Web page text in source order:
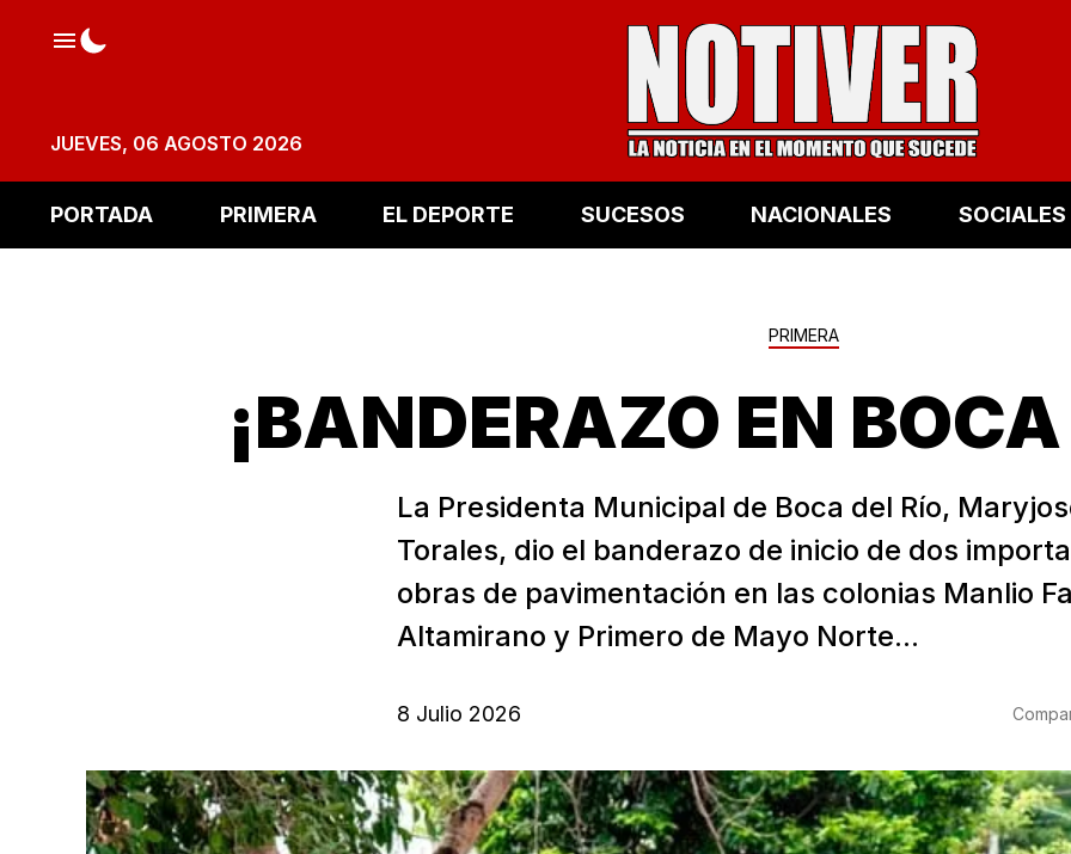
JUEVES, 06 AGOSTO 2026
PORTADA PRIMERA EL DEPORTE SUCESOS NACIONALES SOCIALES
PRIMERA
¡BANDERAZO EN
La Presidenta Municipal de Boca del Río,
Torales, dio el banderazo de inicio de dos
obras de pavimentación en las colonias Manlio
Altamirano y Primero de Mayo Norte...
8 Julio 2026